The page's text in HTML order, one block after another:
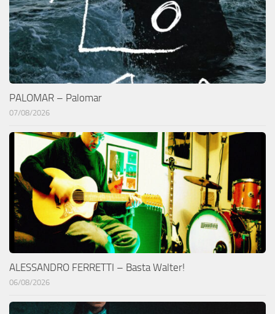
PALOMAR – Palomar
07/08/2026
ALESSANDRO FERRETTI – Basta Walter!
06/08/2026